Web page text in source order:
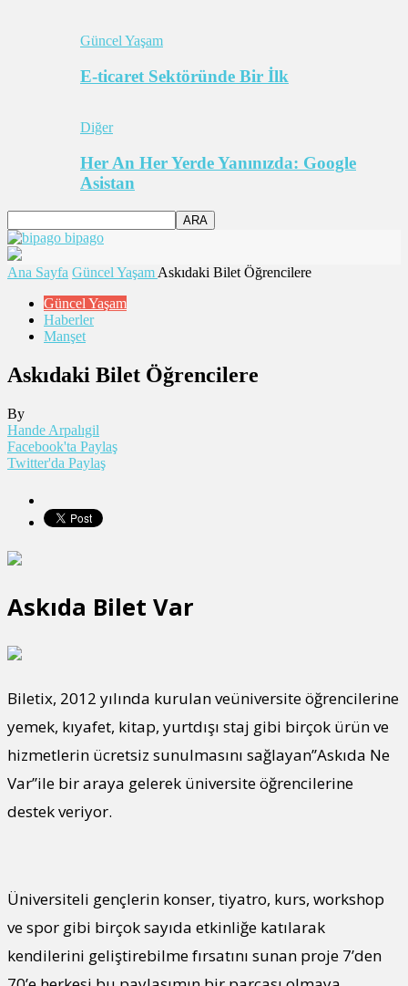
Güncel Yaşam
E-ticaret Sektöründe Bir İlk
Diğer
Her An Her Yerde Yanınızda: Google
Asistan
bipago
Ana Sayfa Güncel Yaşam Askıdaki Bilet Öğrencilere
Güncel Yaşam
Haberler
Manşet
Askıdaki Bilet Öğrencilere
By
Hande Arpalıgil
Facebook'ta Paylaş
Twitter'da Paylaş
Askıda Bilet Var
Biletix, 2012 yılında kurulan veüniversite öğrencilerine
yemek, kıyafet, kitap, yurtdışı staj gibi birçok ürün ve
hizmetlerin ücretsiz sunulmasını sağlayan’’Askıda Ne
Var’’ile bir araya gelerek üniversite öğrencilerine
destek veriyor.
Üniversiteli gençlerin konser, tiyatro, kurs, workshop
ve spor gibi birçok sayıda etkinliğe katılarak
kendilerini geliştirebilme fırsatını sunan proje 7’den